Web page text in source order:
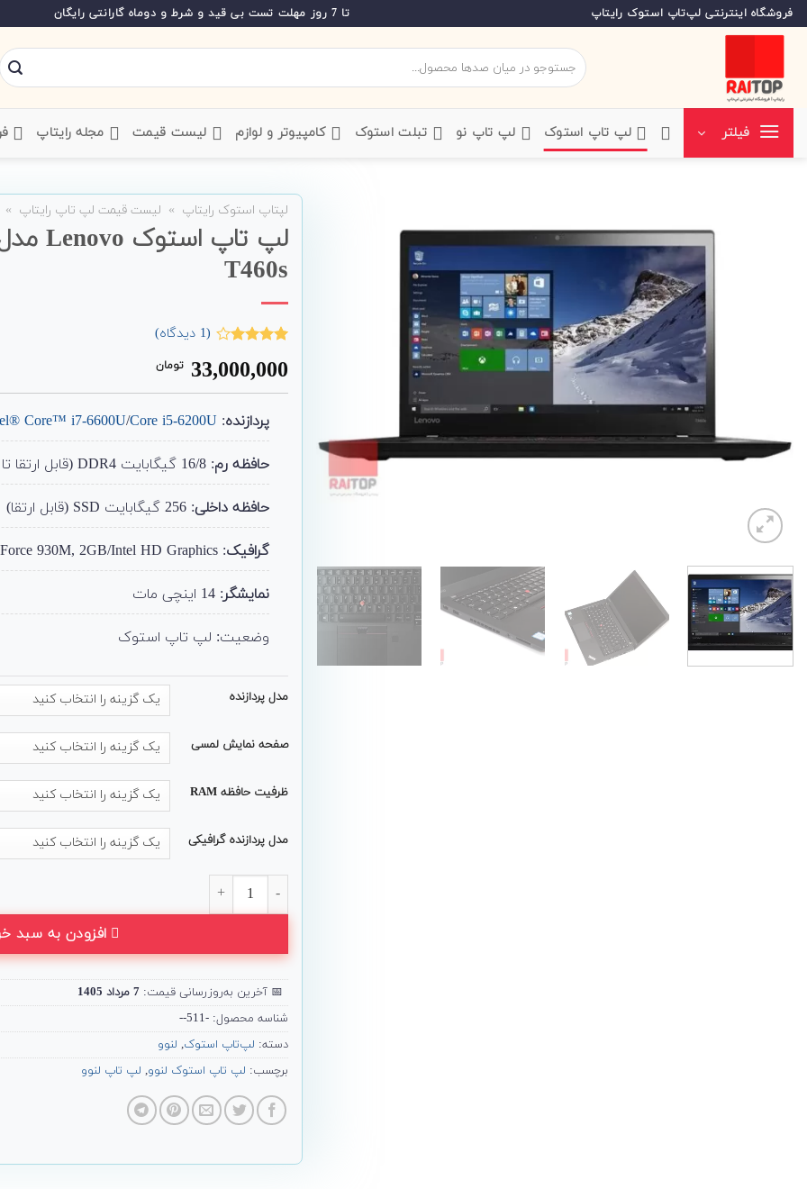
Skip
to
فروشگاه اینترنتی لپ‌تاپ استوک رایتاپ تا 7 روز مهلت تست بی قید و شرط و دوماه گارانتی رایگان
جستجو
برای:
فیلتر ‌لپ تاپ استوک ‌لپ تاپ نو ‌ تبلت استوک ‌ کامپیوتر و لوازم ‌ لیست قیمت ‌ مجله رایتاپ
لپتاپ استوک رایتاپ » لیست قیمت لپ تاپ رایتاپ »
T460s
4.00
از 5
مشتری
(
1 دیدگاه)
33,000,000 تومان
پردازنده:
Core™ i7-6600U/Core i5-6200U
حافظه رم: 16/8 گیگابایت DDR4 (قابل ارتقا تا 24)
حافظه داخلی: 256 گیگابایت SSD (قابل ارتقا)
گرافیک: NVIDIA GeForce 930M, 2GB/Intel HD Graphics
نمایشگر: 14 اینچی مات
وضعیت: لپ تاپ استوک
مدل پردازنده
صفحه نمایش لمسی
ظرفیت حافظه RAM
مدل پردازنده گرافیکی
افزودن به سبد
📅 آخرین به‌روزرسانی قیمت: 7 مرداد 1405
شناسه محصول: -511--
دسته: لپ‌تاپ استوک, لنوو
برچسب: لپ تاپ استوک لنوو, لپ تاپ لنوو